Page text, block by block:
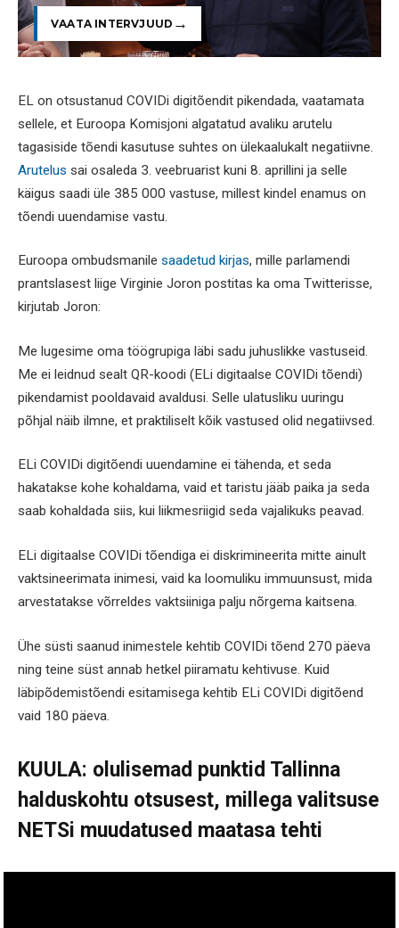
VAATA INTERVJUUD
EL on otsustanud COVIDi digitõendit pikendada, vaatamata
sellele, et Euroopa Komisjoni algatatud avaliku arutelu
tagasiside tõendi kasutuse suhtes on ülekaalukalt negatiivne.
Arutelus sai osaleda 3. veebruarist kuni 8. aprillini ja selle
käigus saadi üle 385 000 vastuse, millest kindel enamus on
tõendi uuendamise vastu.
Euroopa ombudsmanile saadetud kirjas, mille parlamendi
prantslasest liige Virginie Joron postitas ka oma Twitterisse,
kirjutab Joron:
Me lugesime oma töögrupiga läbi sadu juhuslikke vastuseid.
Me ei leidnud sealt QR-koodi (ELi digitaalse COVIDi tõendi)
pikendamist pooldavaid avaldusi. Selle ulatusliku uuringu
põhjal näib ilmne, et praktiliselt kõik vastused olid negatiivsed.
ELi COVIDi digitõendi uuendamine ei tähenda, et seda
hakatakse kohe kohaldama, vaid et taristu jääb paika ja seda
saab kohaldada siis, kui liikmesriigid seda vajalikuks peavad.
ELi digitaalse COVIDi tõendiga ei diskrimineerita mitte ainult
vaktsineerimata inimesi, vaid ka loomuliku immuunsust, mida
arvestatakse võrreldes vaktsiiniga palju nõrgema kaitsena.
Ühe süsti saanud inimestele kehtib COVIDi tõend 270 päeva
ning teine süst annab hetkel piiramatu kehtivuse. Kuid
läbipõdemistõendi esitamisega kehtib ELi COVIDi digitõend
vaid 180 päeva.
KUULA: olulisemad punktid Tallinna
halduskohtu otsusest, millega valitsuse
NETSi muudatused maatasa tehti